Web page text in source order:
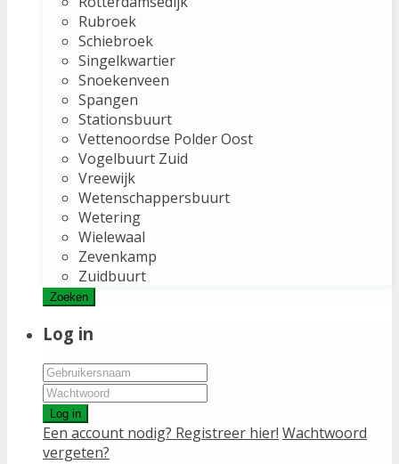
Rubroek
Schiebroek
Singelkwartier
Snoekenveen
Spangen
Stationsbuurt
Vettenoordse Polder Oost
Vogelbuurt Zuid
Vreewijk
Wetenschappersbuurt
Wetering
Wielewaal
Zevenkamp
Zuidbuurt
Zoeken
Log in
Log in
Een account nodig? Registreer hier! Wachtwoord
vergeten?